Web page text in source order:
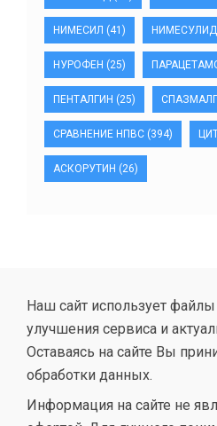
НИМЕСИЛ (41) НИМЕСУЛИД
НУРОФЕН (25)
ПЕНТАЛГИН (25)
СРАВНЕНИЕ НПВС (394)
АСКОРУТИН (26)
Наш сайт использует
улучшения сервиса и
Оставаясь на сайте Вы
обработки данных.
Информация на сайте не